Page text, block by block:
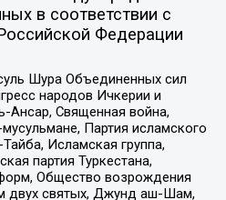
в соответствии с
Федерации
Шура Объединенных сил
народов Ичкерии и
Ансар, Священная война,
Партия исламского
Исламская группа,
партия Туркестана,
Общество возрождения
двух святых, Джунд аш-Шам,